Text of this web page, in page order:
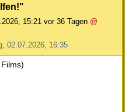
15:21 vor 36 Tagen @
02.07.2026, 16:35